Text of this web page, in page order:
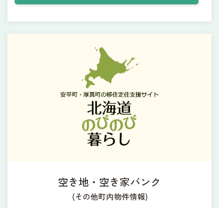
空き地・空き家バンク
(その他町内物件情報)